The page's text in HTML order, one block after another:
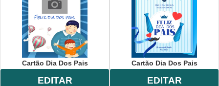
Cartão Dia Dos Pais
EDITAR
Cartão Dia Dos Pais
EDITAR